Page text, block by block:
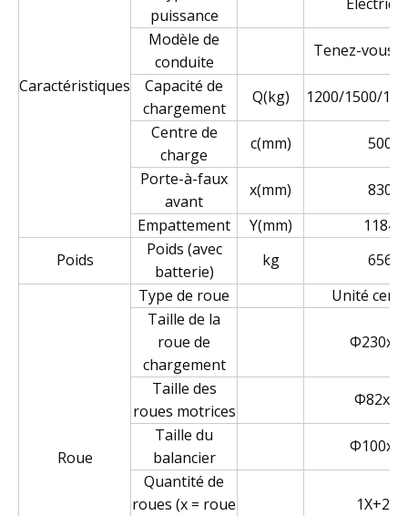
Caractéristiques
puissance
Modèle de
conduite
Tenez-vous
Capacité de
chargement
Q(kg)
1200/1500/
Centre de
charge
c(mm)
500
Porte-à-faux
avant
x(mm)
830
Empattement
Y(mm)
1184
Poids
Poids (avec
batterie)
kg 656
Roue
Type de roue
Unité
Taille de la
roue de
chargement
Taille des
roues motrices
Φ82x96
Taille du
balancier
Quantité de
roues (x = roue
1X+2/4